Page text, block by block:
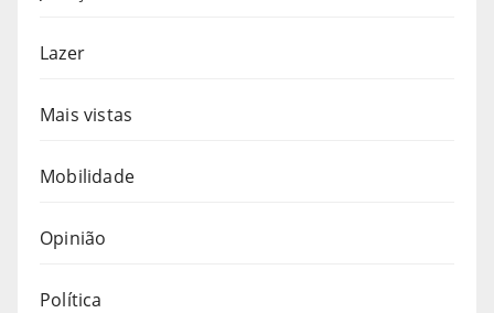
Lazer
Mais vistas
Mobilidade
Opinião
Política